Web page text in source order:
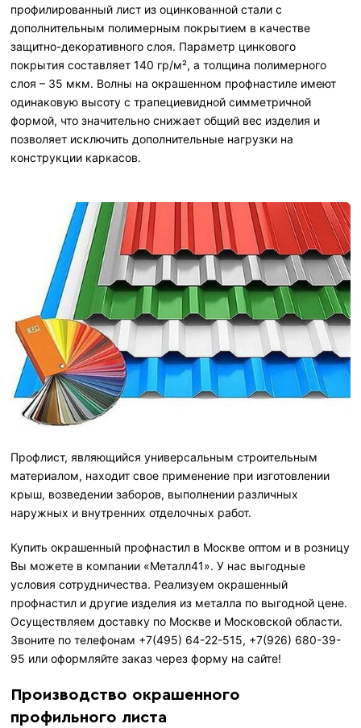
профилированный лист из оцинкованной стали с
дополнительным полимерным покрытием в качестве
защитно-декоративного слоя. Параметр цинкового
покрытия составляет 140 гр/м², а толщина полимерного
слоя – 35 мкм. Волны на окрашенном профнастиле имеют
одинаковую высоту с трапециевидной симметричной
формой, что значительно снижает общий вес изделия и
позволяет исключить дополнительные нагрузки на
конструкции каркасов.
Профлист, являющийся универсальным строительным
материалом, находит свое применение при изготовлении
крыш, возведении заборов, выполнении различных
наружных и внутренних отделочных работ.
Купить окрашенный профнастил в Москве оптом и в розницу
Вы можете в компании «Металл41». У нас выгодные
условия сотрудничества. Реализуем окрашенный
профнастил и другие изделия из металла по выгодной цене.
Осуществляем доставку по Москве и Московской области.
Звоните по телефонам +7(495) 64-22-515, +7(926) 680-39-
95 или оформляйте заказ через форму на сайте!
Производство окрашенного
профильного листа